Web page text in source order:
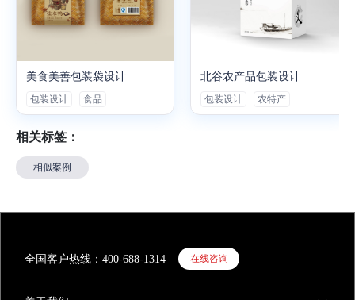
美食美善包装袋设计
包装设计 食品
北谷农产品包装设计
包装设计 农特产
相关标签：
相似案例
全国客户热线：400-688-1314 在线咨询